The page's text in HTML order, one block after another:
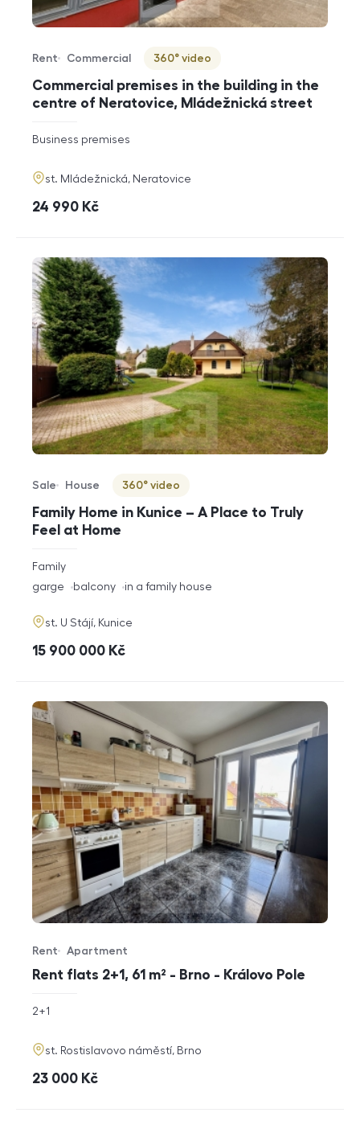
Commercial premises in the building in the
centre of Neratovice, Mládežnická street
Offer type
Rent
Property type
Commercial
Virtuální prohlídka
360° video
rozměry
disposition
Business premises
adresa
st. Mládežnická, Neratovice
cena
24 990 Kč
Family Home in Kunice – A Place to Truly
Feel at Home
Offer type
Sale
Property type
House
Virtuální prohlídka
360° video
rozměry
disposition
Family
funkce
garge balcony in a family house
adresa
st. U Stájí, Kunice
cena
15 900 000 Kč
Rent flats 2+1, 61 m² - Brno - Královo Pole
Offer type
Rent
Property type
Apartment
rozměry
2+1
adresa
st. Rostislavovo náměstí, Brno
cena
23 000 Kč